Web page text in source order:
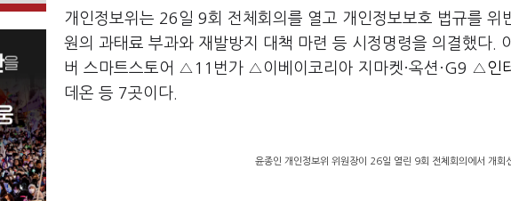
개인정보위는 26일 9회 전체회의를 열고 개인정보보호 법규를
원의 과태료 부과와 재발방지 대책 마련 등 시정명령을 의결했다
버 스마트스토어 △11번가 △이베이코리아 지마켓·옥션·G9 △인
데온 등 7곳이다.
윤종인 개인정보위 위원장이 26일 열린 9회 전체회의에서 개회